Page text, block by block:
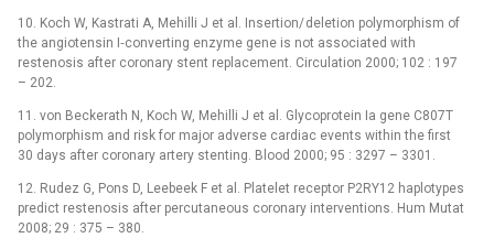
10. Koch W, Kastrati A, Mehilli J et al. Insertion/ deletion polymorphism of
the angiotensin I‑converting enzyme gene is not associated with
restenosis after coronary stent replacement. Circulation 2000; 102 : 197
–⁠ 202.
11. von Beckerath N, Koch W, Mehilli J et al. Glycoprotein Ia gene C807T
polymorphism and risk for major adverse cardiac events within the first
30 days after coronary artery stenting. Blood 2000; 95 : 3297 –⁠ 3301.
12. Rudez G, Pons D, Leebeek F et al. Platelet receptor P2RY12 haplotypes
predict restenosis after percutaneous coronary interventions. Hum Mutat
2008; 29 : 375 –⁠ 380.